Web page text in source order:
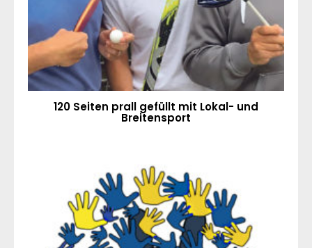
120 Seiten prall gefüllt mit Lokal- und
Breitensport